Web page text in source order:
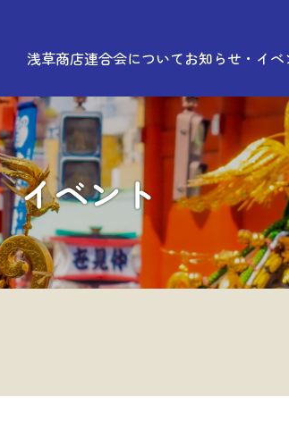
浅草商店連合会についてお知らせ・イベ
イベント